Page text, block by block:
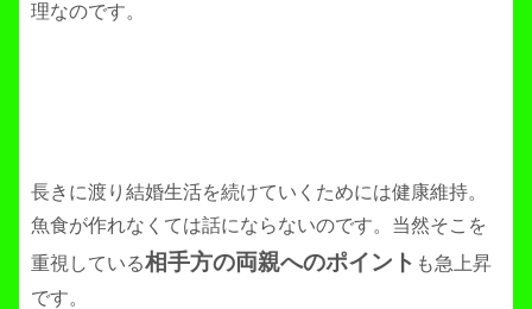
理なのです。
長きに渡り結婚生活を続けていくためには健康維持。
魚食が作れなくては話にならないのです。当然そこを
重視している相手方の両親へのポイント も急上昇
です。